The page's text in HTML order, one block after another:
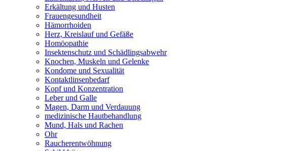
Erkältung und Husten
Frauengesundheit
Hämorrhoiden
Herz, Kreislauf und Gefäße
Homöopathie
Insektenschutz und Schädlingsabwehr
Knochen, Muskeln und Gelenke
Kondome und Sexualität
Kontaktlinsenbedarf
Kopf und Konzentration
Leber und Galle
Magen, Darm und Verdauung
medizinische Hautbehandlung
Mund, Hals und Rachen
Ohr
Raucherentwöhnung